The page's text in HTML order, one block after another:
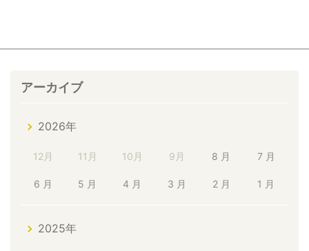
アーカイブ
2026年
12月 11月 10月 9月 8 月 7 月
6 月 5 月 4 月 3 月 2 月 1 月
2025年